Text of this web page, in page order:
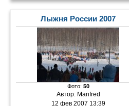
Лыжня России 2007
Фото: 50
Автор: Manfred
12 фев 2007 13:39